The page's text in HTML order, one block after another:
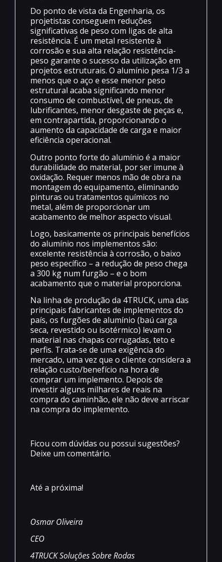
Do ponto de vista da Engenharia, os
projetistas conseguem reduções
significativas de peso com ligas de alta
resistência. É um metal resistente à
corrosão e sua alta relação resistência-
peso garante o sucesso da utilização em
projetos estruturais. O alumínio pesa 1/3 a
menos que o aço e esse menor peso
estrutural acaba significando menor
consumo de combustível, de pneus, de
lubrificantes, menor desgaste de peças e,
em contrapartida, proporcionando o
aumento da capacidade de carga e maior
eficiência operacional.
Outro ponto forte do alumínio é a maior
durabilidade do material, por ser imune à
oxidação. Requer menos mão de obra na
montagem do equipamento, eliminando
pinturas ou tratamentos químicos no
metal, além de proporcionar um
acabamento de melhor aspecto visual.
Logo, basicamente os principais benefícios
do alumínio nos implementos são:
excelente resistência à corrosão, o baixo
peso específico – a redução de peso chega
a 300 kg num furgão – e o bom
acabamento que o material proporciona.
Na linha de produção da 4TRUCK, uma das
principais fabricantes de implementos do
país, os furgões de alumínio (baú carga
seca, revestido ou isotérmico) levam o
material nas chapas corrugadas, teto e
perfis. Trata-se de uma exigência do
mercado, uma vez que o cliente considera a
relação custo/benefício na hora de
comprar um implemento. Depois de
investir alguns milhares de reais na
compra do caminhão, ele não deve arriscar
na compra do implemento.
Ficou com dúvidas ou possui sugestões?
Deixe um comentário.
Até a próxima!
Osmar Oliveira
CEO
4TRUCK Soluções Sobre Rodas